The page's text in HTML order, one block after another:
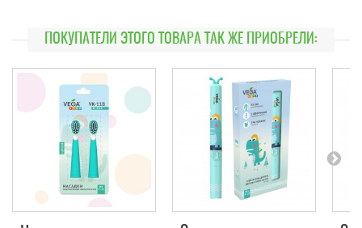
ПОКУПАТЕЛИ ЭТОГО ТОВАРА ТАК ЖЕ ПРИОБРЕЛИ: